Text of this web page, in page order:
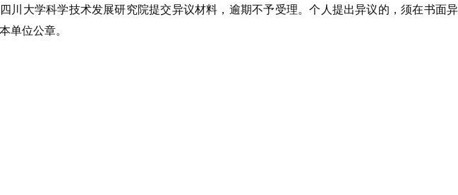
川大学科学技术发展研究院提交异议材料，逾期不予受理。个人提出异议的，须在书面异
单位公章。